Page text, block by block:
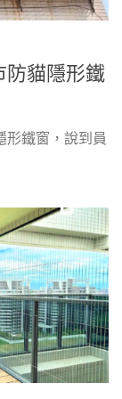
防貓隱形鐵
形鐵窗，說到員